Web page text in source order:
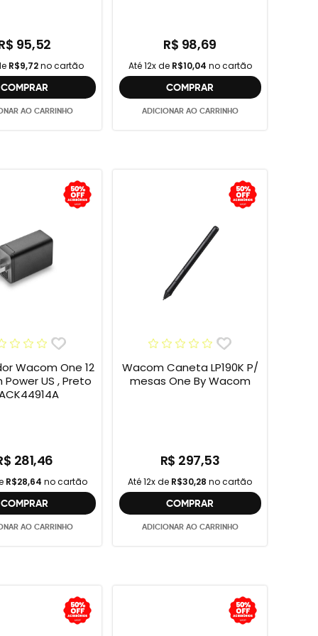
95,52
R$9,72no cartão
COMPRAR
AO CARRINHO
R$ 98,69
Até 12x de R$10,04 no cartão
COMPRAR
ADICIONAR AO CARRINHO
Wacom One 12
Power US , Preto
281,46
R$28,64 no cartão
COMPRAR
AO CARRINHO
Wacom Caneta LP190K P/
mesas One By Wacom
R$ 297,53
Até 12x de R$30,28 no cartão
COMPRAR
ADICIONAR AO CARRINHO